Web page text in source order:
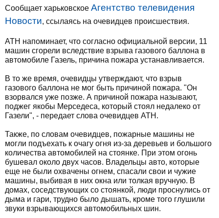
Сообщает харьковское Агентство телевидения
Новости, ссылаясь на очевидцев происшествия.
АТН напоминает, что согласно официальной версии, 11
машин сгорели вследствие взрыва газового баллона в
автомобиле Газель, причина пожара устанавливается.
В то же время, очевидцы утверждают, что взрыв
газового баллона не мог быть причиной пожара. "Он
взорвался уже позже. А причиной пожара называют,
поджег якобы Мерседеса, который стоял недалеко от
Газели", - передает слова очевидцев АТН.
Также, по словам очевидцев, пожарные машины не
могли подъехать к очагу огня из-за деревьев и большого
количества автомобилей на стоянке. При этом огонь
бушевал около двух часов. Владельцы авто, которые
еще не были охвачены огнем, спасали свои и чужие
машины, выбивая в них окна или толкая вручную. В
домах, соседствующих со стоянкой, люди проснулись от
дыма и гари, трудно было дышать, кроме того глушили
звуки взрывающихся автомобильных шин.